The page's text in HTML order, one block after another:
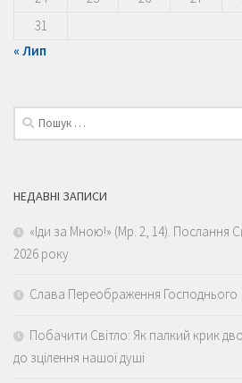
31
« Лип
Пошук:
НЕДАВНІ ЗАПИСИ
«Іди за Мною!» (Мр. 2, 14). Послання
2026 року
Слава Переображення Господнього
Побачити Світло: Як палкий крик
до зцілення нашої душі